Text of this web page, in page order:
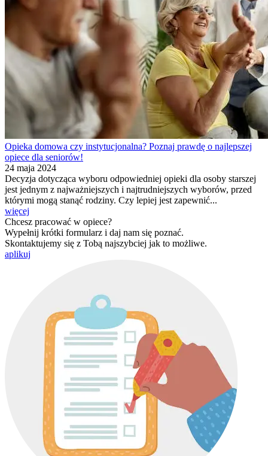
Opieka domowa czy instytucjonalna? Poznaj prawdę o najlepszej
opiece dla seniorów!
24 maja 2024
Decyzja dotycząca wyboru odpowiedniej opieki dla osoby starszej
jest jednym z najważniejszych i najtrudniejszych wyborów, przed
którymi mogą stanąć rodziny. Czy lepiej jest zapewnić...
więcej
Chcesz pracować w opiece?
Wypełnij krótki formularz i daj nam się poznać.
Skontaktujemy się z Tobą najszybciej jak to możliwe.
aplikuj